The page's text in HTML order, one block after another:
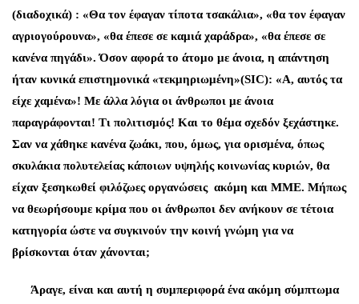
(διαδοχικά) : «Θα τον έφαγαν τίποτα τσακάλια», «θα τον έφαγαν
αγριογούρουνα», «θα έπεσε σε καμιά χαράδρα», «θα έπεσε σε
κανένα πηγάδι». Όσον αφορά το άτομο με άνοια, η απάντηση
ήταν κυνικά επιστημονικά «τεκμηριωμένη»(SIC): «Α, αυτός τα
είχε χαμένα»! Με άλλα λόγια οι άνθρωποι με άνοια
παραγράφονται! Τι πολιτισμός! Και το θέμα σχεδόν ξεχάστηκε.
Σαν να χάθηκε κανένα ζωάκι, που, όμως, για ορισμένα, όπως
σκυλάκια πολυτελείας κάποιων υψηλής κοινωνίας κυριών, θα
είχαν ξεσηκωθεί φιλόζωες οργανώσεις ακόμη και ΜΜΕ. Μήπως
να θεωρήσουμε κρίμα που οι άνθρωποι δεν ανήκουν σε τέτοια
κατηγορία ώστε να συγκινούν την κοινή γνώμη για να
βρίσκονται όταν χάνονται;
Άραγε, είναι και αυτή η συμπεριφορά ένα ακόμη σύμπτωμα